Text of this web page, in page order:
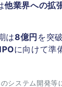
他業界への拡
は8億円 を突破
に向けて準
システム開発等